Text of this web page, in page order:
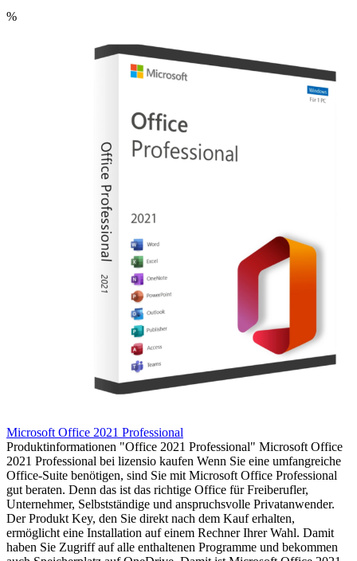
%
Microsoft Office 2021 Professional
Produktinformationen "Office 2021 Professional" Microsoft Office
2021 Professional bei lizensio kaufen Wenn Sie eine umfangreiche
Office-Suite benötigen, sind Sie mit Microsoft Office Professional
gut beraten. Denn das ist das richtige Office für Freiberufler,
Unternehmer, Selbstständige und anspruchsvolle Privatanwender.
Der Produkt Key, den Sie direkt nach dem Kauf erhalten,
ermöglicht eine Installation auf einem Rechner Ihrer Wahl. Damit
haben Sie Zugriff auf alle enthaltenen Programme und bekommen